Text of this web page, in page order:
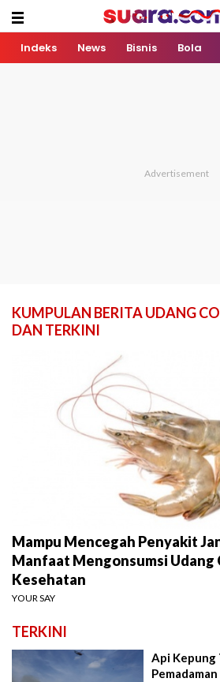
Indeks News Bisnis Bola
KUMPULAN BERITA UDANG
DAN TERKINI
Mampu Mencegah Penyakit
Manfaat Mengonsumsi Udang
Kesehatan
YOUR SAY
TERKINI
Api Kepung